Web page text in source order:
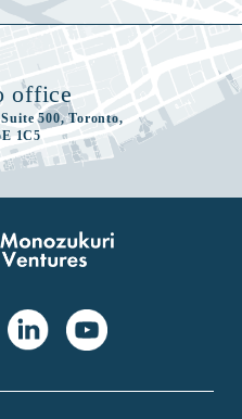
office
500, Toronto,
1C5